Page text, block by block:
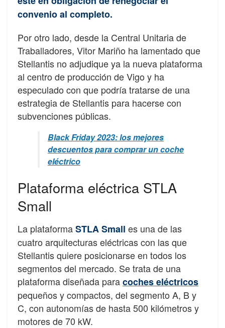
convenio al completo.
Por otro lado, desde la Central Unitaria de
Traballadores, Vitor Mariño ha lamentado que
Stellantis no adjudique ya la nueva plataforma
al centro de producción de Vigo y ha
especulado con que podría tratarse de una
estrategia de Stellantis para hacerse con
subvenciones públicas.
Black Friday 2023: los mejores
descuentos para comprar un coche
eléctrico
Plataforma eléctrica STLA
Small
La plataformaSTLA Small es una de las
cuatro arquitecturas eléctricas con las que
Stellantis quiere posicionarse en todos los
segmentos del mercado. Se trata de una
plataforma diseñada paracoches eléctricos
pequeños y compactos, del segmento A, B y
C, con autonomías de hasta 500 kilómetros y
motores de 70 kW.